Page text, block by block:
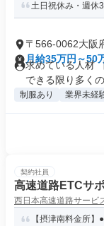
土日祝休み・週休
〒566-0062大阪
月給35万円～50
求めている人材
できる限り多くの
制服あり 業界未経
契約社員
高速道路ETCサ
西日本高速道路サービ
【摂津南料金所